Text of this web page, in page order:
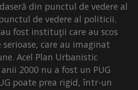
din punctul de vedere al
de vedere al politicii.
fost instituţii care au scos
care au imaginat
Acel Plan Urbanistic
2000 nu a fost un PUG
poate prea rigid, într-un